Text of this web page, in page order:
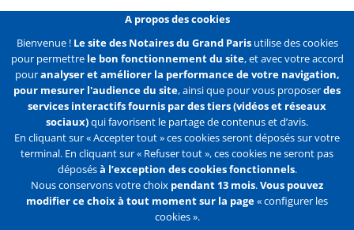
A propos des cookies
Bienvenue ! Le site des Notaires du Grand Parisutilise des cookies
pour permettre le bon fonctionnement du site, et avec votre accord
pouranalyser et améliorer la performance de votre navigation,
pour mesurer l'audience du site, ainsi que pour vous proposerdes
services interactifs fournis par des tiers (vidéos et réseaux
sociaux)qui favorisent le partage de contenus et d’avis.
En cliquant sur « Accepter tout » ces cookies seront déposés sur votre
terminal. En cliquant sur « Refuser tout », ces cookies ne seront pas
déposésà l’exception des cookies fonctionnels.
Nous conservons votre choix pendant 13 mois.Vous pouvez
modifier ce choix à tout moment sur la page« configurer les
cookies ».